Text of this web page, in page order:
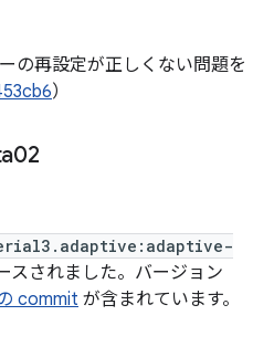
の再設定が正しくない問題を
）
スされました。バージョン
commit が含まれています。